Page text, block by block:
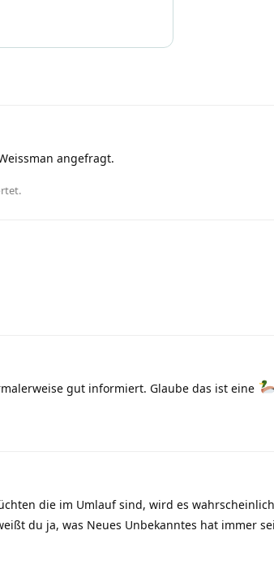
angefragt.
gut informiert. Glaube das ist eine
die im Umlauf sind, wird es
du ja, was Neues Unbekanntes hat immer